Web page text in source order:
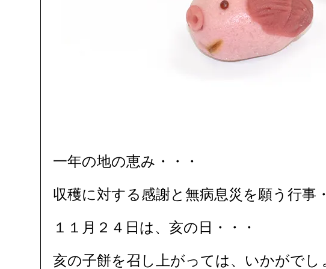
一年の地の恵み・・・
収穫に対する感謝と無病息災を願う行事
１１月２４日は、亥の日・・・
亥の子餅を召し上がっては、いかがでし